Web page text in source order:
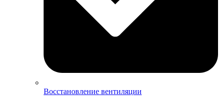
Восстановление вентиляции